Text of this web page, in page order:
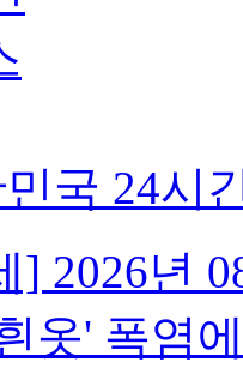
국 24시
] 2026년
옷' 폭염